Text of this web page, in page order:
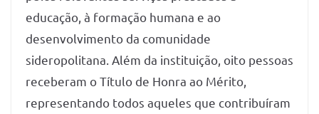
educação, à formação humana e ao
desenvolvimento da comunidade
sideropolitana. Além da instituição, oito pessoas
receberam o Título de Honra ao Mérito,
representando todos aqueles que contribuíram